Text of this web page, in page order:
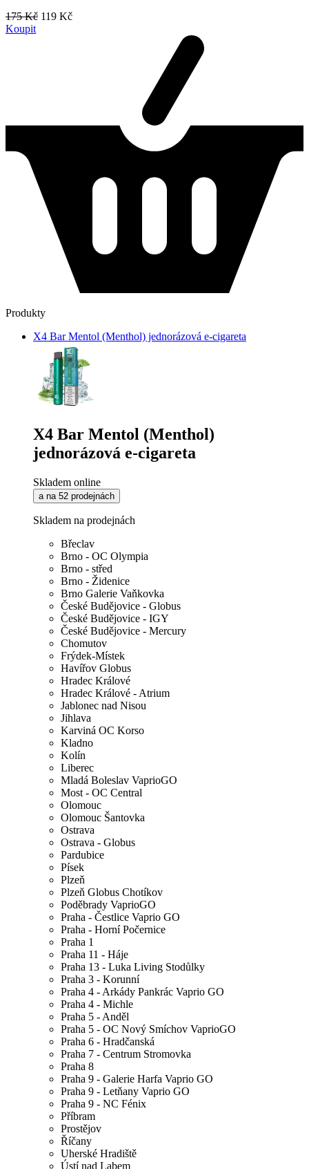
175 Kč 119 Kč
Koupit
Produkty
X4 Bar Mentol (Menthol) jednorázová e-cigareta
X4 Bar Mentol (Menthol)
jednorázová e-cigareta
Skladem online
a na 52 prodejnách
Skladem na prodejnách
Břeclav
Brno - OC Olympia
Brno - střed
Brno - Židenice
Brno Galerie Vaňkovka
České Budějovice - Globus
České Budějovice - IGY
České Budějovice - Mercury
Chomutov
Frýdek-Místek
Havířov Globus
Hradec Králové
Hradec Králové - Atrium
Jablonec nad Nisou
Jihlava
Karviná OC Korso
Kladno
Kolín
Liberec
Mladá Boleslav VaprioGO
Most - OC Central
Olomouc
Olomouc Šantovka
Ostrava
Ostrava - Globus
Pardubice
Písek
Plzeň
Plzeň Globus Chotíkov
Poděbrady VaprioGO
Praha - Čestlice Vaprio GO
Praha - Horní Počernice
Praha 1
Praha 11 - Háje
Praha 13 - Luka Living Stodůlky
Praha 3 - Korunní
Praha 4 - Arkády Pankrác Vaprio GO
Praha 4 - Michle
Praha 5 - Anděl
Praha 5 - OC Nový Smíchov VaprioGO
Praha 6 - Hradčanská
Praha 7 - Centrum Stromovka
Praha 8
Praha 9 - Galerie Harfa Vaprio GO
Praha 9 - Letňany Vaprio GO
Praha 9 - NC Fénix
Příbram
Prostějov
Říčany
Uherské Hradiště
Ústí nad Labem